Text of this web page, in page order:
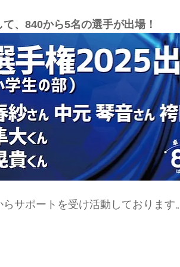
、840から5名の選手が出場！
らサポートを受け活動しております